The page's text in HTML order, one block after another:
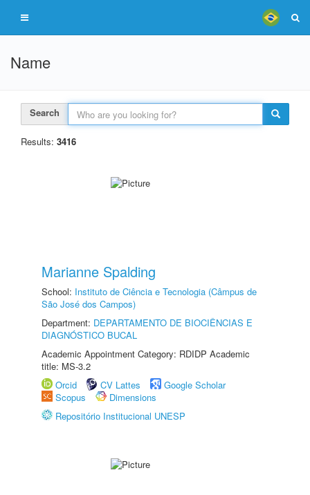
Name
Search
Results: 3416
Marianne Spalding
School: Instituto de Ciência e Tecnologia (Câmpus de
São José dos Campos)
Department: DEPARTAMENTO DE BIOCIÊNCIAS E
DIAGNÓSTICO BUCAL
Academic Appointment Category: RDIDP Academic
title: MS-3.2
Orcid
CV Lattes
Google Scholar
Scopus
Dimensions
Repositório Institucional UNESP